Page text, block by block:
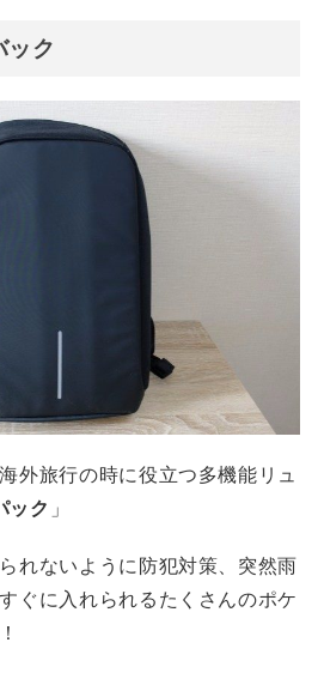
ク
外旅行の時に役立つ多機能リュ
ック 」
れないように防犯対策、突然雨
ぐに入れられるたくさんのポケ